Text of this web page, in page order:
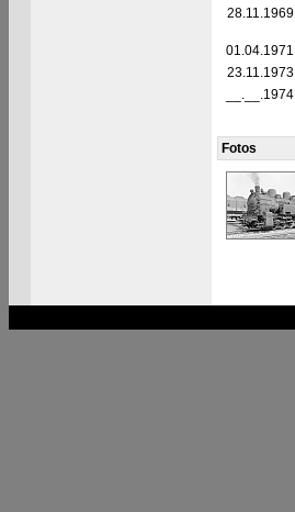
28.11.1969
01.04.1971
23.11.1973
__.__.1974
Fotos